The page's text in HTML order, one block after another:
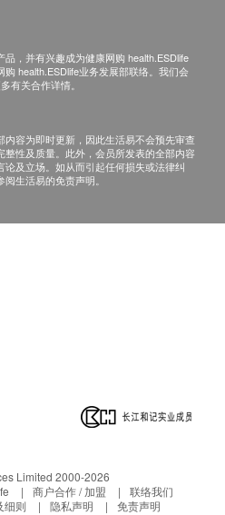
，并有兴趣成为健康网购 health.ESDlife
health.ESDlife业务发展部联络。我们会
有关合作详情。
容为即时更新，因此生活易不会预先审查
性及质量。此外，会员所发表的全部内容
及立场。如从而引起任何损失或法律纠
生活易的免责声明。
Limited 2000-2026
商户合作 / 加盟
联络我们
细则 隐私声明
免责声明